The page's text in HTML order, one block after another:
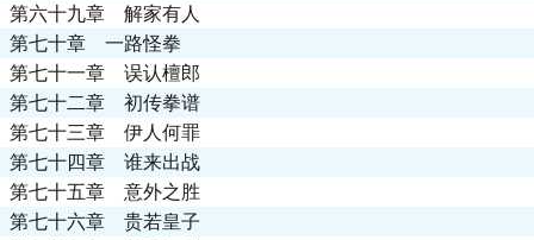
第六十九章 解家有人
第七十章 一路怪拳
第七十一章 误认檀郎
第七十二章 初传拳谱
第七十三章 伊人何罪
第七十四章 谁来出战
第七十五章 意外之胜
第七十六章 贵若皇子